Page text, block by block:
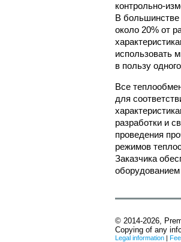
контрольно-
В большинстве
около 20% от
использовать
в пользу
Все
для
разработки и
проведения
режимов
Заказчика
оборудованием
© 2014-2026,
Copying of any
Legal information |